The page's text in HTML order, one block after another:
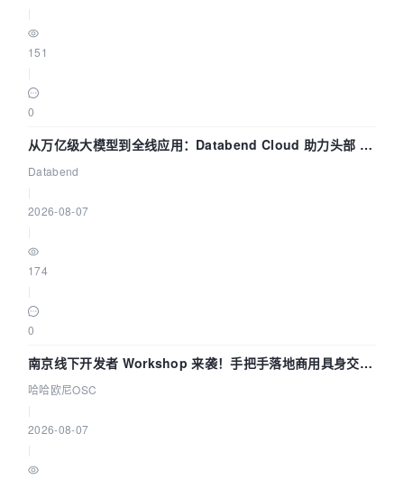
151
0
从万亿级大模型到全线应用：Databend Cloud 助力头部 AI
企业构建全链路 Trace 数据管道
Databend
2026-08-07
174
0
南京线下开发者 Workshop 来袭！手把手落地商用具身交互
智能 Agent 应用
哈哈欧尼OSC
2026-08-07